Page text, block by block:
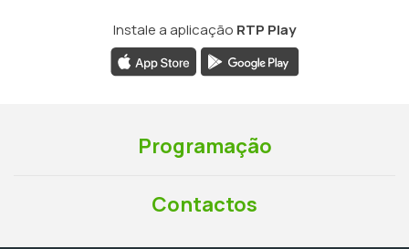
Instale a aplicação RTP Play
Programação
Contactos